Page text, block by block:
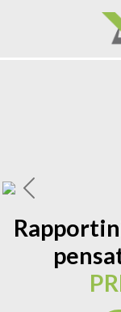
Previous